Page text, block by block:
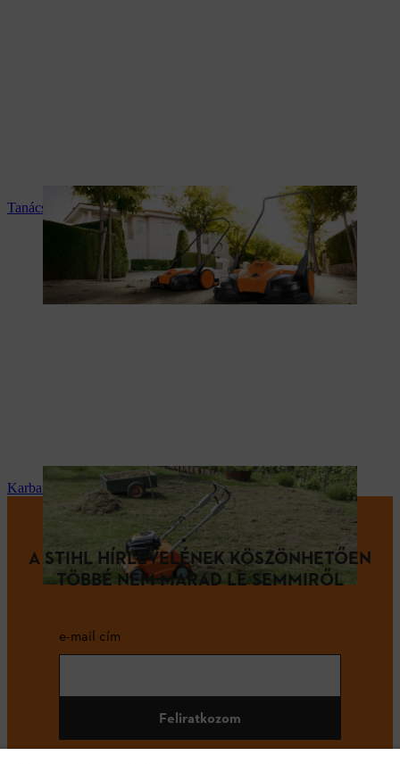
Tanácsadás és termékismertetés
Karbantartás és javítás
A STIHL HÍRLEVELÉNEK KÖSZÖNHETŐEN
TÖBBÉ NEM MARAD LE SEMMIRŐL
e-mail cím
Feliratkozom